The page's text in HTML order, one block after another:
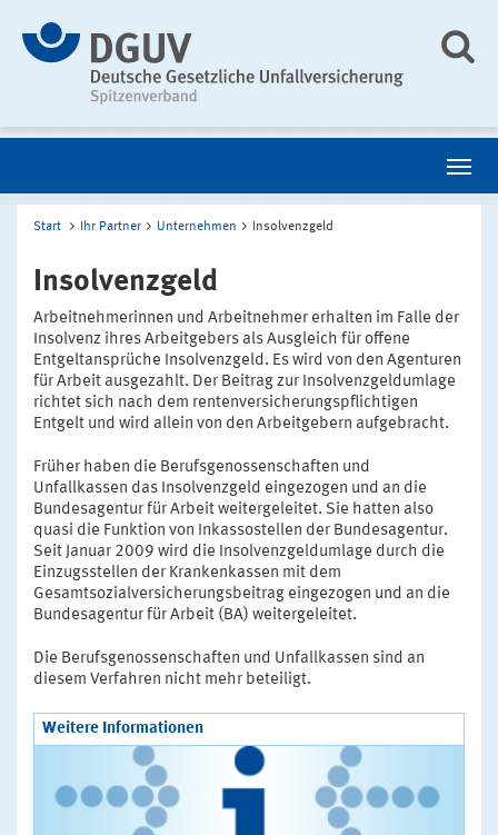
Start Ihr Partner Unternehmen Insolvenzgeld
Insolvenzgeld
Arbeitnehmerinnen und Arbeitnehmer erhalten im Falle der
Insolvenz ihres Arbeitgebers als Ausgleich für offene
Entgeltansprüche Insolvenzgeld. Es wird von den Agenturen
für Arbeit ausgezahlt. Der Beitrag zur Insolvenzgeldumlage
richtet sich nach dem rentenversicherungspflichtigen
Entgelt und wird allein von den Arbeitgebern aufgebracht.
Früher haben die Berufsgenossenschaften und
Unfallkassen das Insolvenzgeld eingezogen und an die
Bundesagentur für Arbeit weitergeleitet. Sie hatten also
quasi die Funktion von Inkassostellen der Bundesagentur.
Seit Januar 2009 wird die Insolvenzgeldumlage durch die
Einzugsstellen der Krankenkassen mit dem
Gesamtsozialversicherungsbeitrag eingezogen und an die
Bundesagentur für Arbeit (BA) weitergeleitet.
Die Berufsgenossenschaften und Unfallkassen sind an
diesem Verfahren nicht mehr beteiligt.
Weitere Informationen